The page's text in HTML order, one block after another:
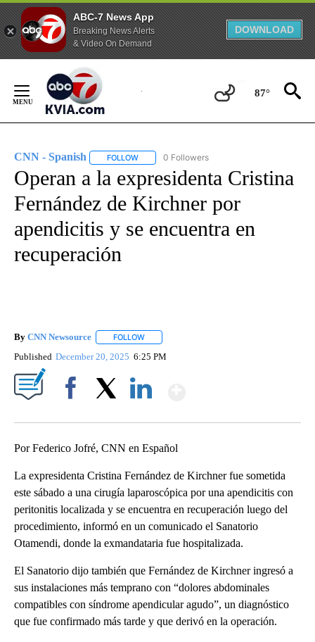
ABC-7 News App
Breaking News Alerts
& Video On Demand
DOWNLOAD
Content
87°
CNN - Spanish FOLLOW FOLLOW "CNN - SPANISH" TO RECEIVE
0 Followers
Operan a la expresidenta Cristina
Fernández de Kirchner por
apendicitis y se encuentra en
recuperación
By CNN Newsource FOLLOW
Published December 20, 2025 6:25 PM
Por Federico Jofré, CNN en Español
La expresidenta Cristina Fernández de Kirchner fue sometida
este sábado a una cirugía laparoscópica por una apendicitis con
peritonitis localizada y se encuentra en recuperación luego del
procedimiento, informó en un comunicado el Sanatorio
Otamendi, donde la exmandataria fue hospitalizada.
El Sanatorio dijo también que Fernández de Kirchner ingresó a
sus instalaciones más temprano con “dolores abdominales
compatibles con síndrome apendicular agudo”, un diagnóstico
que fue confirmado más tarde y que derivó en la operación.